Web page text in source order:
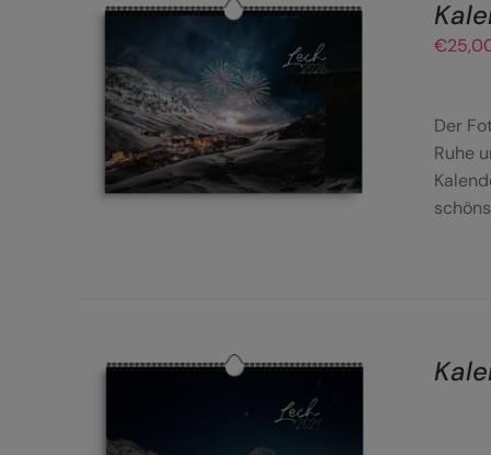
IN DEN WARENKORB / DETAILS
€
Der
Ruhe